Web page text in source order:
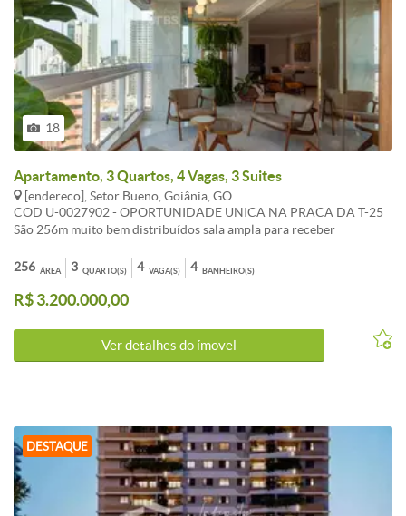
18
Apartamento, 3 Quartos, 4 Vagas, 3 Suites
[endereco], Setor Bueno, Goiânia, GO
COD U-0027902 - OPORTUNIDADE UNICA NA PRACA DA T-25
São 256m muito bem distribuídos sala ampla para receber
com closet e banheira além de uma área de serviço espaçosa e
elevador privativo com hall. O imóvel é nascente cheio de
iluminação natural e o condomínio ainda oferece lazer completo
irá tirar mesa de jantar objetos de decoração e obras de arte. -
Informações Atualizadas em Um de agosto Dois Mil e Vinte e Seis
ÁREA
256 QUARTO(S)
3 VAGA(S)
4 BANHEIRO(S)
4
R$ 3.200.000,00
Ver detalhes do ímovel
DESTAQUE